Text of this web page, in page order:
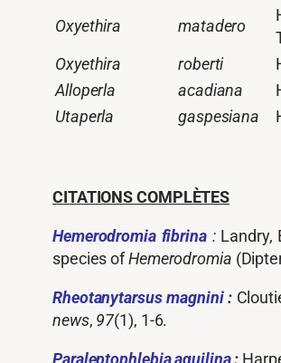
Oxyethira
matadero
Oxyethira
roberti
Alloperla
acadiana
Utaperla
gaspesiana
CITATIONS COMPLÈTES
Hemerodromia fibrina : Landry,
species ofHemerodromia
Rheotanytarsusmagnini:
news, 97(1), 1-6.